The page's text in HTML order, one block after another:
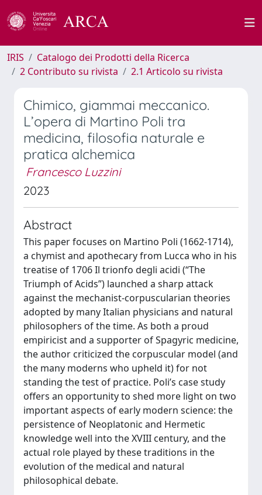
IRIS
Catalogo dei Prodotti della Ricerca
2 Contributo su rivista
2.1 Articolo su rivista
Chimico, giammai meccanico.
L’opera di Martino Poli tra
medicina, filosofia naturale e
pratica alchemica
Francesco Luzzini
2023
Abstract
This paper focuses on Martino Poli (1662-1714),
a chymist and apothecary from Lucca who in his
treatise of 1706 Il trionfo degli acidi (“The
Triumph of Acids”) launched a sharp attack
against the mechanist-corpuscularian theories
adopted by many Italian physicians and natural
philosophers of the time. As both a proud
empiricist and a supporter of Spagyric medicine,
the author criticized the corpuscular model (and
the many moderns who upheld it) for not
standing the test of practice. Poli’s case study
offers an opportunity to shed more light on two
important aspects of early modern science: the
persistence of Neoplatonic and Hermetic
knowledge well into the XVIII century, and the
actual role played by these traditions in the
evolution of the medical and natural
philosophical debate.